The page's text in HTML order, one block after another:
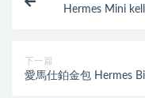
Hermes Mini
下一篇
愛馬仕鉑金包 Hermes